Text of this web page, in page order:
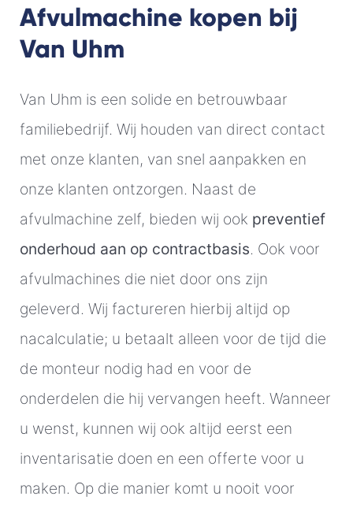
Afvulmachine kopen bij
Van Uhm
Van Uhm is een solide en betrouwbaar
familiebedrijf. Wij houden van direct contact
met onze klanten, van snel aanpakken en
onze klanten ontzorgen. Naast de
afvulmachine zelf, bieden wij ook preventief
onderhoud aan op contractbasis. Ook voor
afvulmachines die niet door ons zijn
geleverd. Wij factureren hierbij altijd op
nacalculatie; u betaalt alleen voor de tijd die
de monteur nodig had en voor de
onderdelen die hij vervangen heeft. Wanneer
u wenst, kunnen wij ook altijd eerst een
inventarisatie doen en een offerte voor u
maken. Op die manier komt u nooit voor